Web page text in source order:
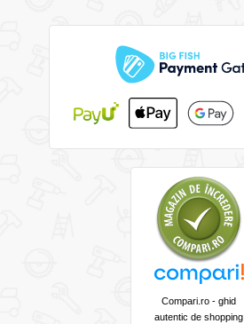
Compari.ro - ghid
autentic de shopping